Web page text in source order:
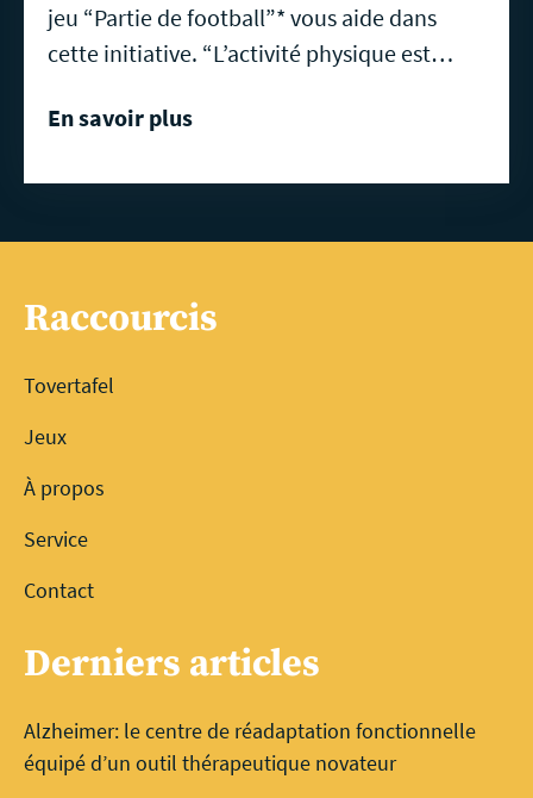
jeu “Partie de football”* vous aide dans
cette initiative. “L’activité physique est…
En savoir plus
Raccourcis
Tovertafel
Jeux
À propos
Service
Contact
Derniers articles
Alzheimer: le centre de réadaptation fonctionnelle
équipé d’un outil thérapeutique novateur